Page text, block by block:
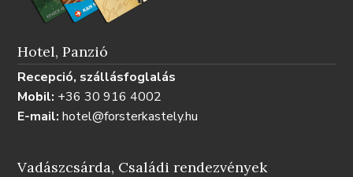
Hotel, Panzió
Recepció, szállásfoglalás
Mobil: +36 30 916 4002
E-mail: hotel@forsterkastely.hu
Vadászcsárda, Családi rendezvények